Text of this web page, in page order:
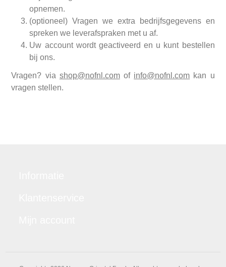
opnemen.
(optioneel) Vragen we extra bedrijfsgegevens en
spreken we leverafspraken met u af.
Uw account wordt geactiveerd en u kunt bestellen
bij ons.
Vragen? via shop@nofnl.comof info@nofnl.com kan u
vragen stellen.